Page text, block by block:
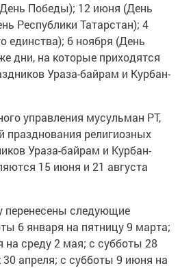
Победы); 12 июня (День
Республики Татарстан); 4
единства); 6 ноября (День
дни, на которые приходятся
Ураза-байрам и Курбан-
управления мусульман РТ,
празднования религиозных
Ураза-байрам и Курбан-
15 июня и 21 августа
перенесены следующие
6 января на пятницу 9 марта;
на среду 2 мая; с субботы 28
апреля; с субботы 9 июня на